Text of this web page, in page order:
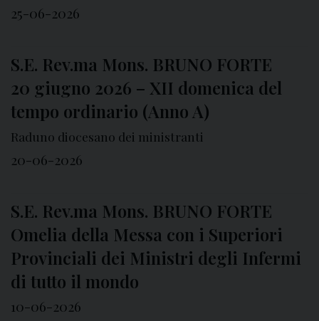
25-06-2026
S.E. Rev.ma Mons. BRUNO FORTE
20 giugno 2026 – XII domenica del
tempo ordinario (Anno A)
Raduno diocesano dei ministranti
20-06-2026
S.E. Rev.ma Mons. BRUNO FORTE
Omelia della Messa con i Superiori
Provinciali dei Ministri degli Infermi
di tutto il mondo
10-06-2026